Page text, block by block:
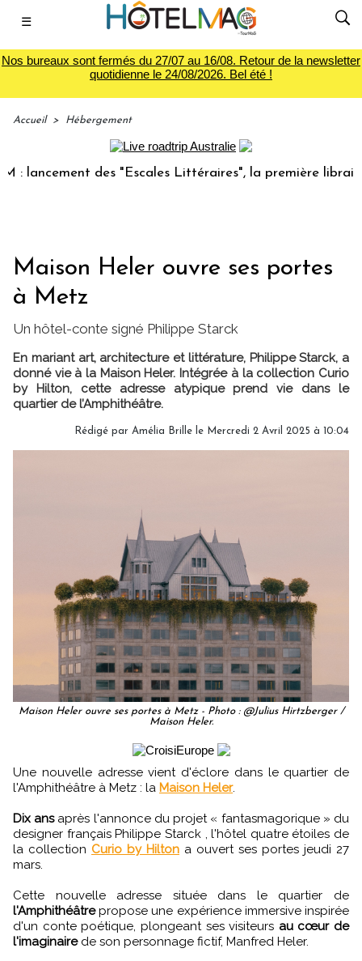
☰
Nos bureaux sont fermés du 27/07 au 16/08. Retour de la newsletter
quotidienne le 24/08/2026. Bel été !
Accueil > Hébergement
des "Escales Littéraires", la première librairie du
Maison Heler ouvre ses portes
à Metz
Un hôtel-conte signé Philippe Starck
En mariant art, architecture et littérature, Philippe Starck, a
donné vie à la Maison Heler. Intégrée à la collection Curio
by Hilton, cette adresse atypique prend vie dans le
quartier de l’Amphithéâtre.
Rédigé par Amélia Brille le Mercredi 2 Avril 2025 à 10:04
Maison Heler ouvre ses portes à Metz - Photo : @Julius Hirtzberger /
Maison Heler.
Une nouvelle adresse vient d'éclore dans le quartier de
l'Amphithéâtre à Metz : la Maison Heler.
Dix ansaprès l'annonce du projet « fantasmagorique » du
designer français Philippe Starck , l'hôtel quatre étoiles de
la collection Curio by Hilton a ouvert ses portes jeudi 27
mars.
Cette nouvelle adresse située dans le quartier de
l'Amphithéâtrepropose une expérience immersive inspirée
d'un conte poétique, plongeant ses visiteurs au cœur de
l'imaginairede son personnage fictif, Manfred Heler.